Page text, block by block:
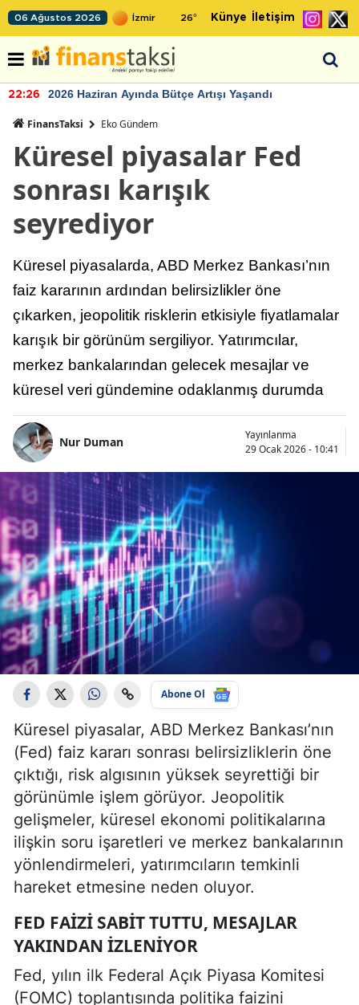
06 Ağustos 2026 26° Künye İletişim
22:26 2026 Haziran Ayında Bütçe Artışı Yaşandı
FinansTaksi Eko Gündem
Küresel piyasalar Fed
sonrası karışık
seyrediyor
Küresel piyasalarda, ABD Merkez Bankası’nın
faiz kararının ardından belirsizlikler öne
çıkarken, jeopolitik risklerin etkisiyle fiyatlamalar
karışık bir görünüm sergiliyor. Yatırımcılar,
merkez bankalarından gelecek mesajlar ve
küresel veri gündemine odaklanmış durumda
Nur Duman
Yayınlanma
29 Ocak 2026 - 10:41
Abone Ol
Küresel piyasalar, ABD Merkez Bankası’nın
(Fed) faiz kararı sonrası belirsizliklerin öne
çıktığı, risk algısının yüksek seyrettiği bir
görünümle işlem görüyor. Jeopolitik
gelişmeler, küresel ekonomi politikalarına
ilişkin soru işaretleri ve merkez bankalarının
yönlendirmeleri, yatırımcıların temkinli
hareket etmesine neden oluyor.
FED FAIZI SABIT TUTTU, MESAJLAR
YAKINDAN İZLENIYOR
Fed, yılın ilk Federal Açık Piyasa Komitesi
(FOMC) toplantısında politika faizini